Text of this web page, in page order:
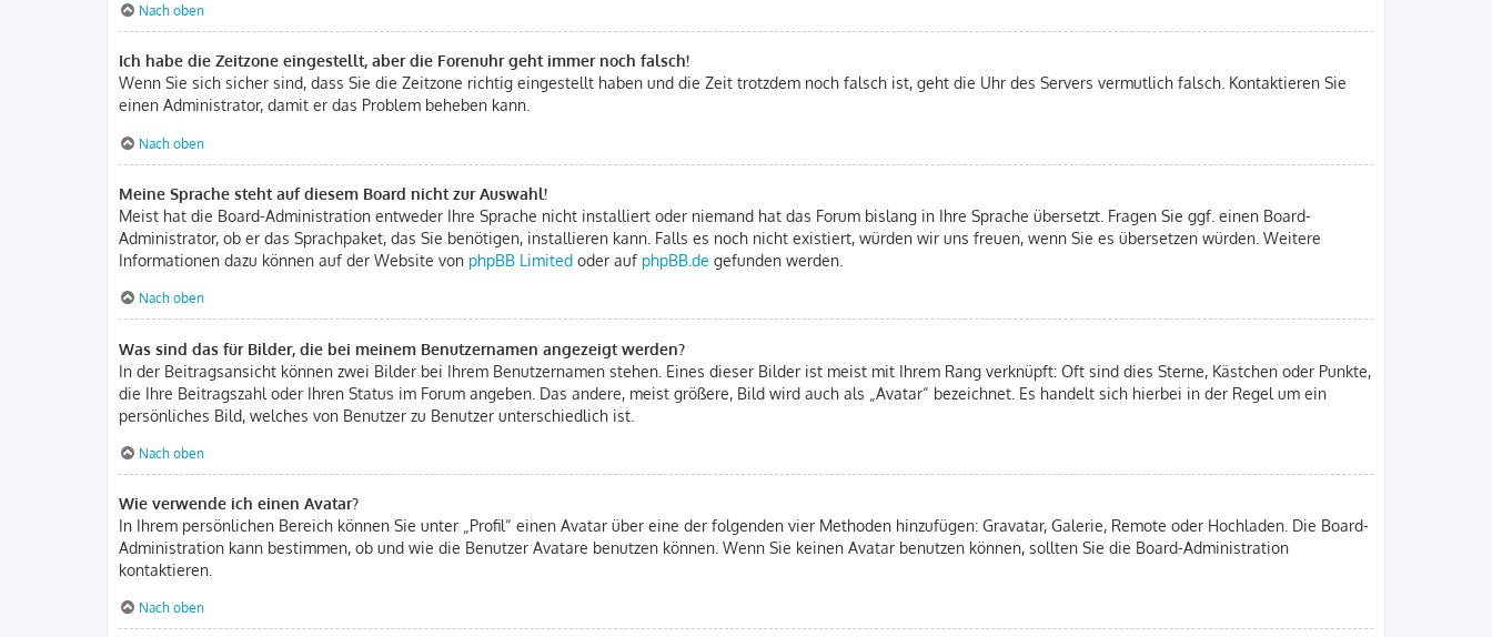
Nach oben
Ich habe die Zeitzone eingestellt, aber die Forenuhr geht immer noch falsch!
Wenn Sie sich sicher sind, dass Sie die Zeitzone richtig eingestellt haben und die Zeit trotzdem noch falsch ist, geht die Uhr des Servers vermutlich falsch. Kontaktieren Sie
einen Administrator, damit er das Problem beheben kann.
Nach oben
Meine Sprache steht auf diesem Board nicht zur Auswahl!
Meist hat die Board-Administration entweder Ihre Sprache nicht installiert oder niemand hat das Forum bislang in Ihre Sprache übersetzt. Fragen Sie ggf. einen Board-
Administrator, ob er das Sprachpaket, das Sie benötigen, installieren kann. Falls es noch nicht existiert, würden wir uns freuen, wenn Sie es übersetzen würden. Weitere
Informationen dazu können auf der Website von phpBB Limited oder auf phpBB.de gefunden werden.
Nach oben
Was sind das für Bilder, die bei meinem Benutzernamen angezeigt werden?
In der Beitragsansicht können zwei Bilder bei Ihrem Benutzernamen stehen. Eines dieser Bilder ist meist mit Ihrem Rang verknüpft: Oft sind dies Sterne, Kästchen oder Punkte,
die Ihre Beitragszahl oder Ihren Status im Forum angeben. Das andere, meist größere, Bild wird auch als „Avatar“ bezeichnet. Es handelt sich hierbei in der Regel um ein
persönliches Bild, welches von Benutzer zu Benutzer unterschiedlich ist.
Nach oben
Wie verwende ich einen Avatar?
In Ihrem persönlichen Bereich können Sie unter „Profil“ einen Avatar über eine der folgenden vier Methoden hinzufügen: Gravatar, Galerie, Remote oder Hochladen. Die Board-
Administration kann bestimmen, ob und wie die Benutzer Avatare benutzen können. Wenn Sie keinen Avatar benutzen können, sollten Sie die Board-Administration
kontaktieren.
Nach oben